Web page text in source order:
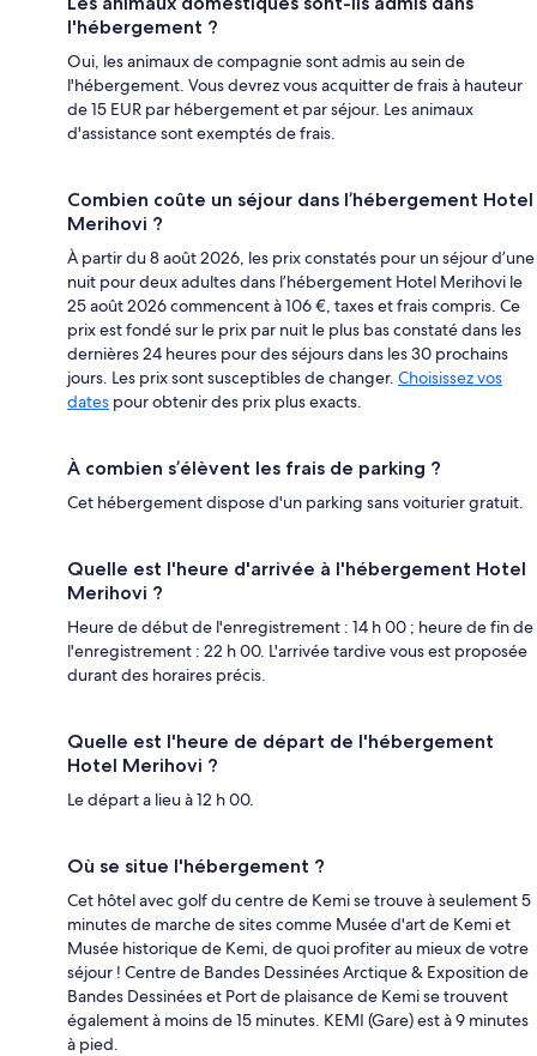
l'hébergement ?
Oui, les animaux de compagnie sont admis au sein de
l'hébergement. Vous devrez vous acquitter de frais à hauteur
de 15 EUR par hébergement et par séjour. Les animaux
d'assistance sont exemptés de frais.
Combien coûte un séjour dans l’hébergement Hotel
Merihovi ?
À partir du 8 août 2026, les prix constatés pour un séjour d’une
nuit pour deux adultes dans l’hébergement Hotel Merihovi le
25 août 2026 commencent à 106 €, taxes et frais compris. Ce
prix est fondé sur le prix par nuit le plus bas constaté dans les
dernières 24 heures pour des séjours dans les 30 prochains
jours. Les prix sont susceptibles de changer. Choisissez vos
dates pour obtenir des prix plus exacts.
À combien s’élèvent les frais de parking ?
Cet hébergement dispose d'un parking sans voiturier gratuit.
Quelle est l'heure d'arrivée à l'hébergement Hotel
Merihovi ?
Heure de début de l'enregistrement : 14 h 00 ; heure de fin de
l'enregistrement : 22 h 00. L'arrivée tardive vous est proposée
durant des horaires précis.
Quelle est l'heure de départ de l'hébergement
Hotel Merihovi ?
Le départ a lieu à 12 h 00.
Où se situe l'hébergement ?
Cet hôtel avec golf du centre de Kemi se trouve à seulement 5
minutes de marche de sites comme Musée d'art de Kemi et
Musée historique de Kemi, de quoi profiter au mieux de votre
séjour ! Centre de Bandes Dessinées Arctique & Exposition de
Bandes Dessinées et Port de plaisance de Kemi se trouvent
également à moins de 15 minutes. KEMI (Gare) est à 9 minutes
à pied.